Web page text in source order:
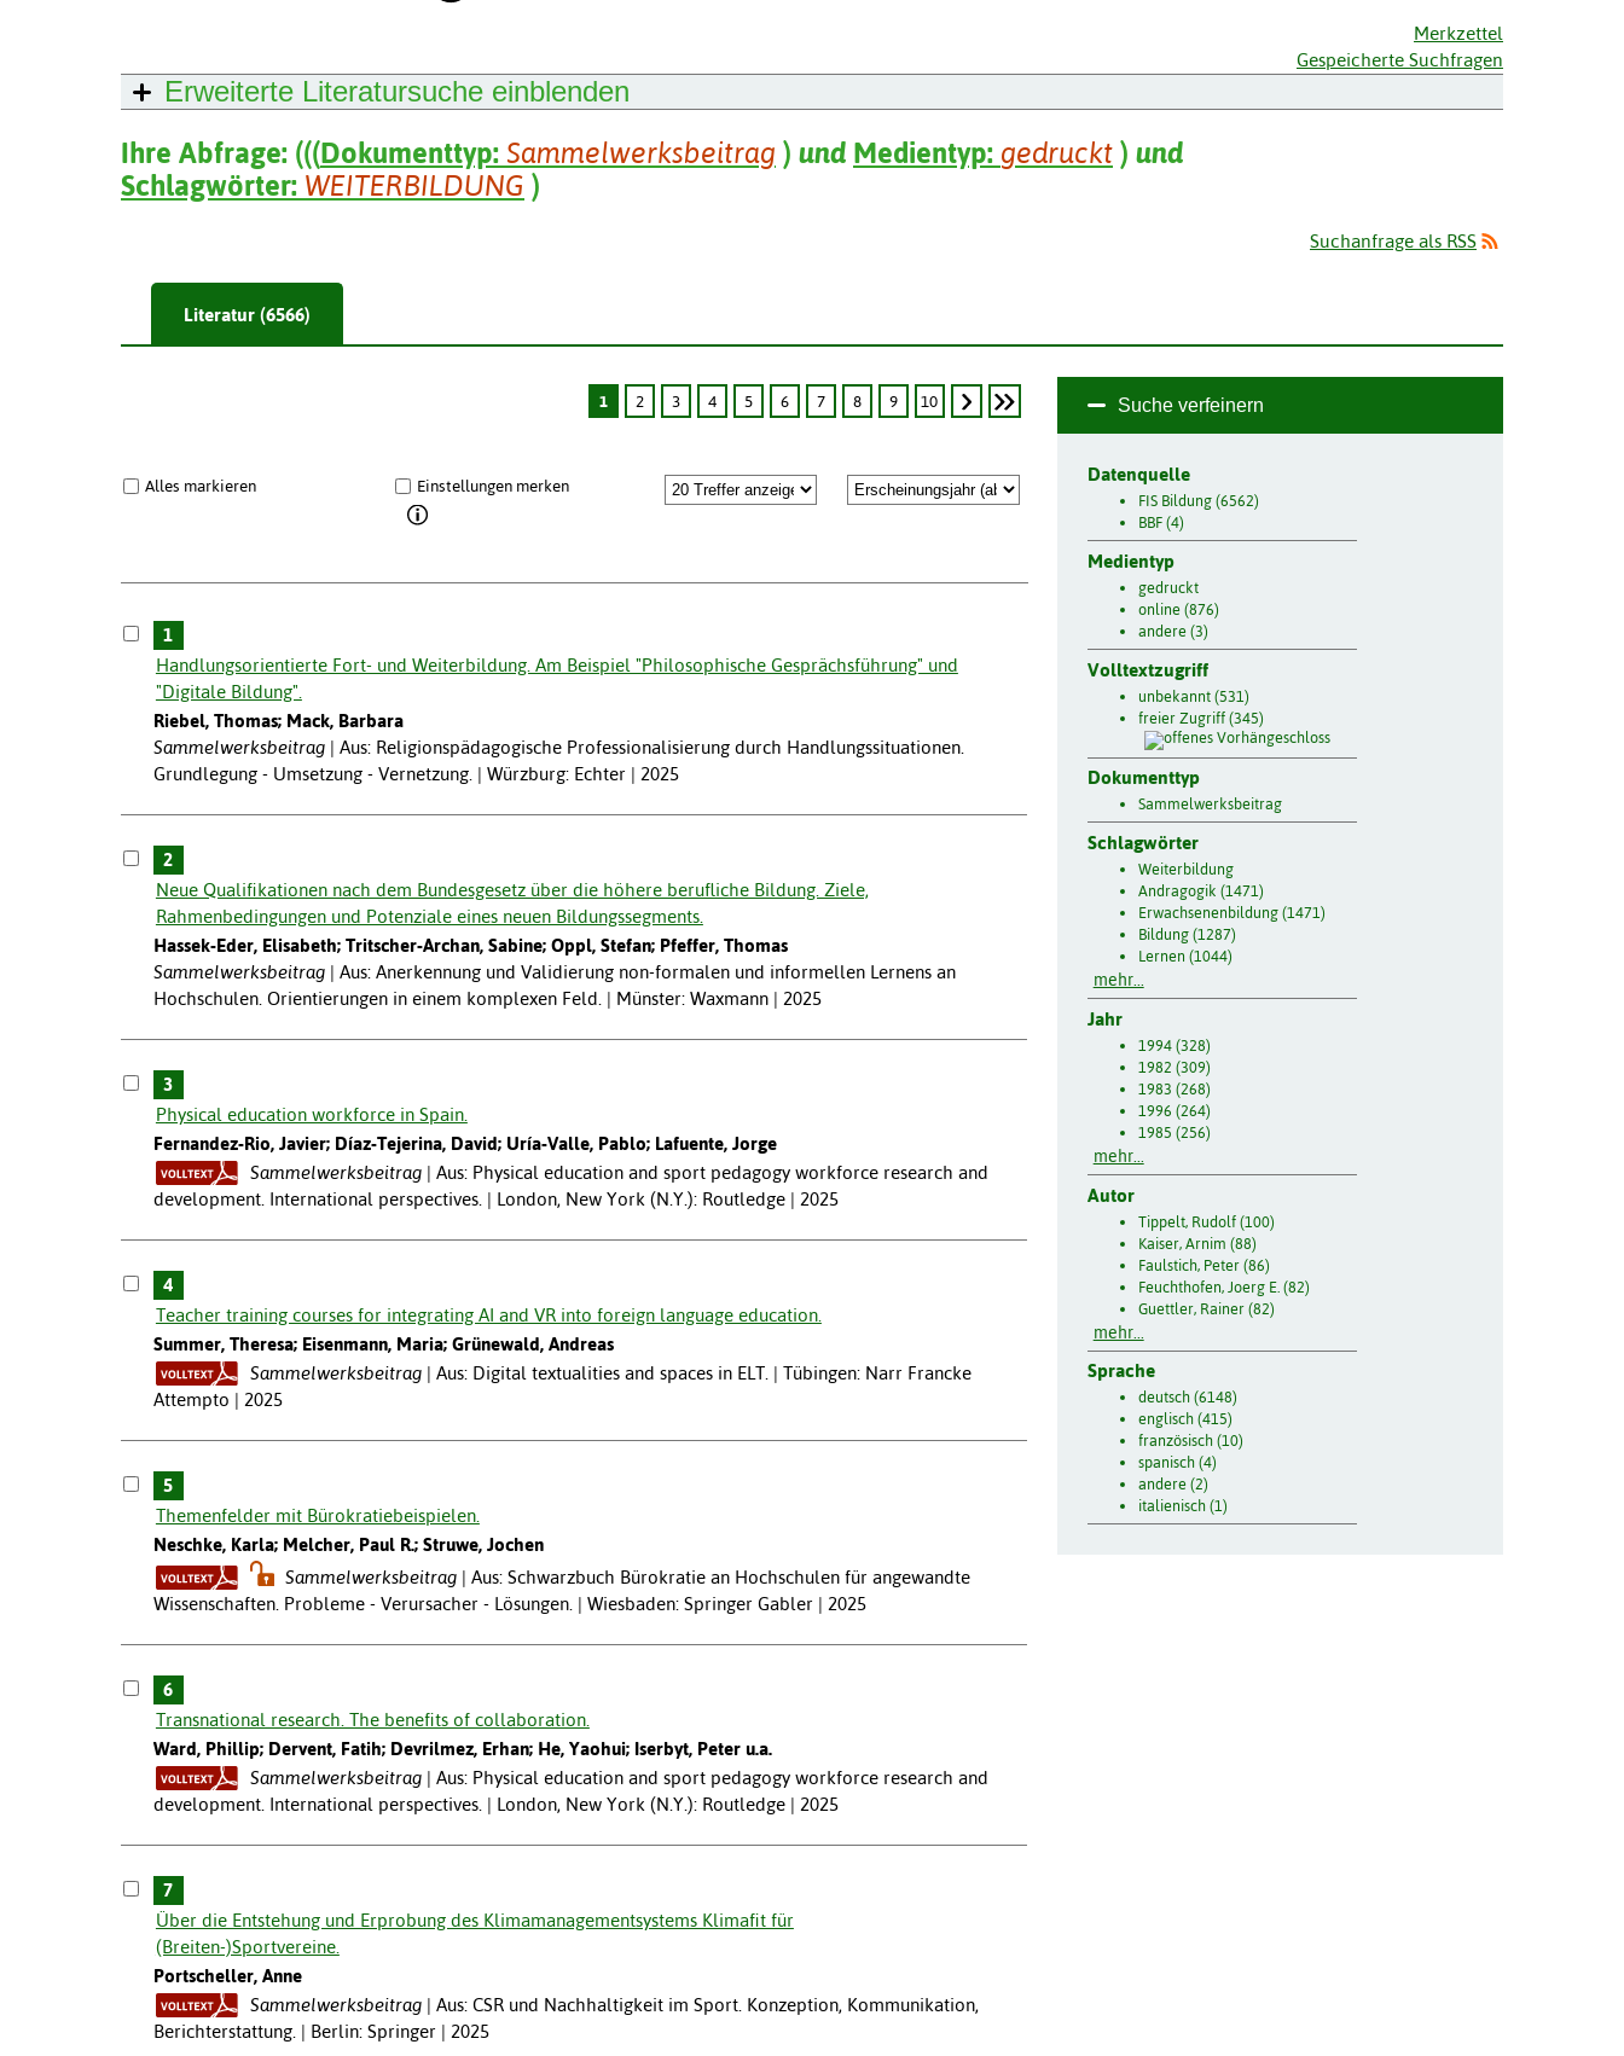
Merkzettel
Gespeicherte Suchfragen
Erweiterte Literatursuche einblenden
Ihre Abfrage: (((Dokumenttyp: Sammelwerksbeitrag ) und Medientyp: gedruckt ) und
Schlagwörter: WEITERBILDUNG )
Suchanfrage als RSS
Literatur (6566)
1 2 3 4 5 6 7 8 9 10
Alles markieren Einstellungen merken
1
Handlungsorientierte Fort- und Weiterbildung. Am Beispiel "Philosophische Gesprächsführung" und
"Digitale Bildung".
Riebel, Thomas; Mack, Barbara
Sammelwerksbeitrag
Aus: Religionspädagogische Professionalisierung durch Handlungssituationen.
Grundlegung - Umsetzung - Vernetzung. | Würzburg: Echter | 2025
2
Neue Qualifikationen nach dem Bundesgesetz über die höhere berufliche Bildung. Ziele,
Rahmenbedingungen und Potenziale eines neuen Bildungssegments.
Hassek-Eder, Elisabeth; Tritscher-Archan, Sabine; Oppl, Stefan; Pfeffer, Thomas
Sammelwerksbeitrag
Aus: Anerkennung und Validierung non-formalen und informellen Lernens an
Hochschulen. Orientierungen in einem komplexen Feld. | Münster: Waxmann | 2025
3
Physical education workforce in Spain.
Fernandez-Rio, Javier; Díaz-Tejerina, David; Uría-Valle, Pablo; Lafuente, Jorge
Sammelwerksbeitrag
Aus: Physical education and sport pedagogy workforce research and
development. International perspectives. | London, New York (N.Y.): Routledge | 2025
4
Teacher training courses for integrating AI and VR into foreign language education.
Summer, Theresa; Eisenmann, Maria; Grünewald, Andreas
Sammelwerksbeitrag
Aus: Digital textualities and spaces in ELT. | Tübingen: Narr Francke
Attempto | 2025
5
Themenfelder mit Bürokratiebeispielen.
Neschke, Karla; Melcher, Paul R.; Struwe, Jochen
Sammelwerksbeitrag
Aus: Schwarzbuch Bürokratie an Hochschulen für angewandte
Wissenschaften. Probleme - Verursacher - Lösungen. | Wiesbaden: Springer Gabler | 2025
6
Transnational research. The benefits of collaboration.
Ward, Phillip; Dervent, Fatih; Devrilmez, Erhan; He, Yaohui; Iserbyt, Peter u.a.
Sammelwerksbeitrag
Aus: Physical education and sport pedagogy workforce research and
development. International perspectives. | London, New York (N.Y.): Routledge | 2025
7
Über die Entstehung und Erprobung des Klimamanagementsystems Klimafit für
(Breiten-)Sportvereine.
Portscheller, Anne
Sammelwerksbeitrag
Aus: CSR und Nachhaltigkeit im Sport. Konzeption, Kommunikation,
Berichterstattung. | Berlin: Springer | 2025
Suche verfeinern
Datenquelle
FIS Bildung (6562)
BBF (4)
Medientyp
gedruckt
online (876)
andere (3)
Volltextzugriff
unbekannt (531)
freier Zugriff (345)
Dokumenttyp
Sammelwerksbeitrag
Schlagwörter
Weiterbildung
Andragogik (1471)
Erwachsenenbildung (1471)
Bildung (1287)
Lernen (1044)
mehr...
Jahr
1994 (328)
1982 (309)
1983 (268)
1996 (264)
1985 (256)
mehr...
Autor
Tippelt, Rudolf (100)
Kaiser, Arnim (88)
Faulstich, Peter (86)
Feuchthofen, Joerg E. (82)
Guettler, Rainer (82)
mehr...
Sprache
deutsch (6148)
englisch (415)
französisch (10)
spanisch (4)
andere (2)
italienisch (1)